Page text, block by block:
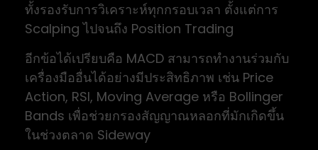
ทั้งรองรับการวิเคราะห์ทุกกรอบเวลา ตั้งแต่การ
Scalping ไปจนถึง Position Trading
อีกข้อได้เปรียบคือ MACD สามารถทำงานร่วมกับ
เครื่องมืออื่นได้อย่างมีประสิทธิภาพ เช่น Price
Action, RSI, Moving Average หรือ Bollinger
Bands เพื่อช่วยกรองสัญญาณหลอกที่มักเกิดขึ้น
ในช่วงตลาด Sideway